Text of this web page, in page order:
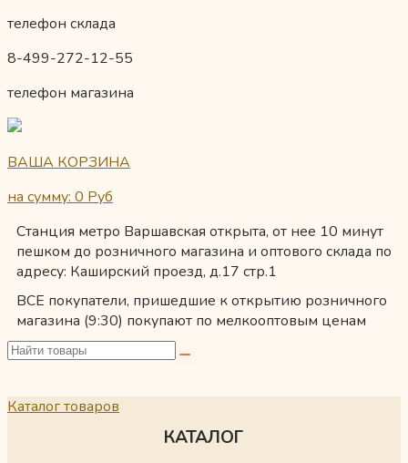
телефон склада
8-499-272-12-55
телефон магазина
ВАША КОРЗИНА
на сумму: 0 Руб
Станция метро Варшавская открыта, от нее 10 минут
пешком до розничного магазина и оптового склада по
адресу: Каширский проезд, д.17 стр.1
ВСЕ покупатели, пришедшие к открытию розничного
магазина (9:30) покупают по мелкооптовым ценам
Каталог товаров
КАТАЛОГ